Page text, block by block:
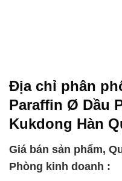
Địa chỉ phân
Paraffin Ø Dầu
Kukdong Hàn
Giá bán sản phẩm,
Phòng kinh doanh :